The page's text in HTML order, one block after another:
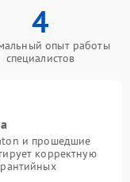
4
опыт работы
специалистов
и прошедшие
корректную